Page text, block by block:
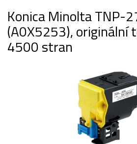
Konica Minolta TNP-
(A0X5253), originální
4500 stran